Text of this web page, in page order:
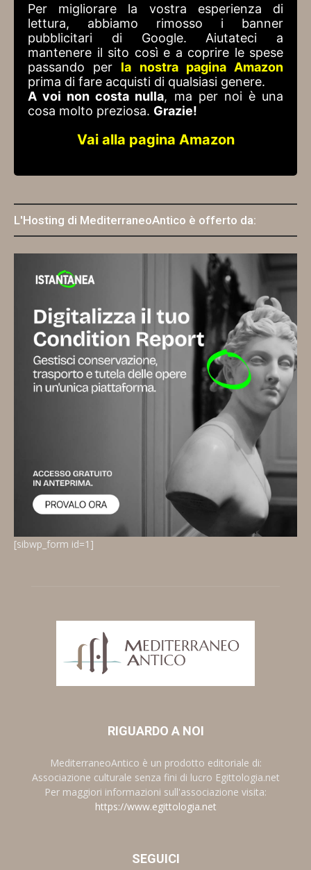
Per migliorare la vostra esperienza di
lettura, abbiamo rimosso i banner
pubblicitari di Google. Aiutateci a
mantenere il sito così e a coprire le spese
passando per la nostra pagina Amazon
prima di fare acquisti di qualsiasi genere.
A voi non costa nulla, ma per noi è una
cosa molto preziosa. Grazie!
Vai alla pagina Amazon
L'Hosting di MediterraneoAntico è offerto da:
[sibwp_form id=1]
RIGUARDO A NOI
MediterraneoAntico è un prodotto editoriale di:
Associazione culturale senza fini di lucro Egittologia.net
Per maggiori informazioni sull'associazione visita:
https://www.egittologia.net
SEGUICI